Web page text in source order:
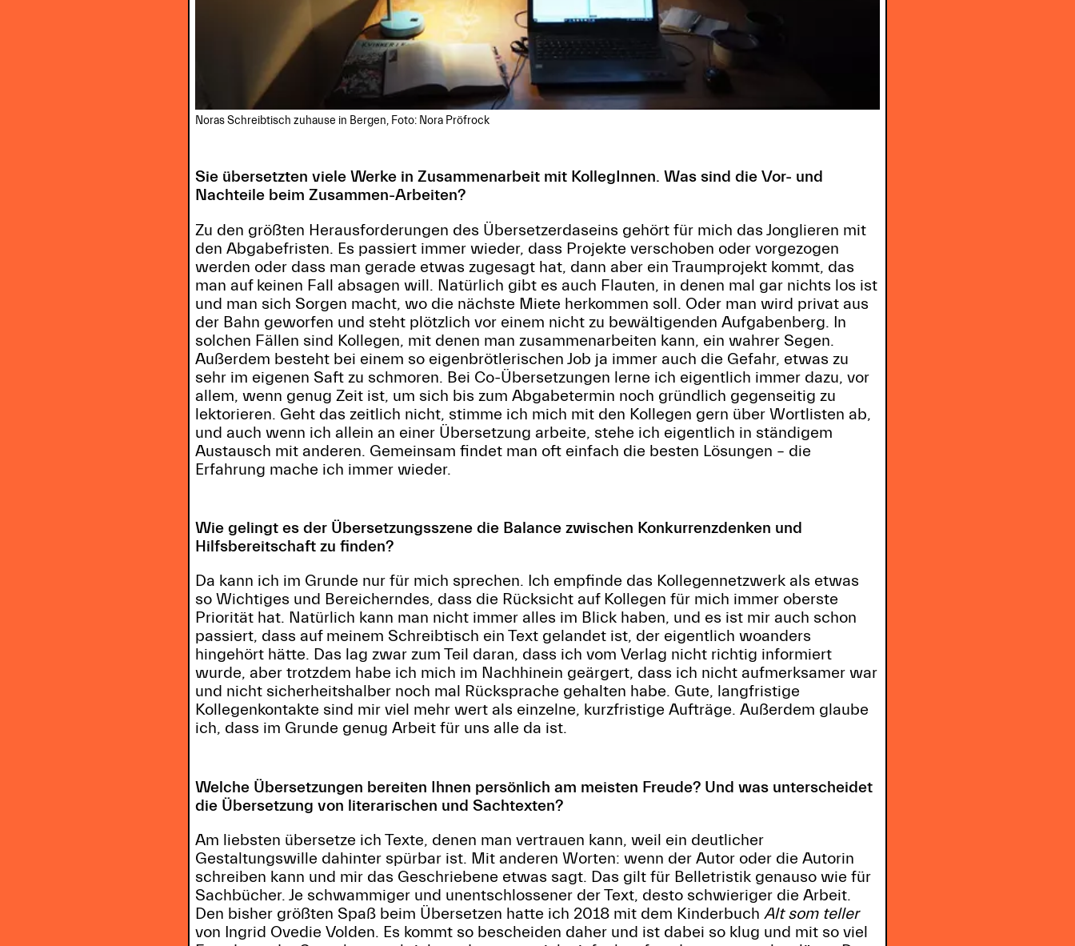
Noras Schreibtisch zuhause in Bergen, Foto: Nora Pröfrock
Sie übersetzten viele Werke in Zusammenarbeit mit KollegInnen. Was sind die Vor- und
Nachteile beim Zusammen-Arbeiten?
Zu den größten Herausforderungen des Übersetzerdaseins gehört für mich das Jonglieren mit
den Abgabefristen. Es passiert immer wieder, dass Projekte verschoben oder vorgezogen
werden oder dass man gerade etwas zugesagt hat, dann aber ein Traumprojekt kommt, das
man auf keinen Fall absagen will. Natürlich gibt es auch Flauten, in denen mal gar nichts los ist
und man sich Sorgen macht, wo die nächste Miete herkommen soll. Oder man wird privat aus
der Bahn geworfen und steht plötzlich vor einem nicht zu bewältigenden Aufgabenberg. In
solchen Fällen sind Kollegen, mit denen man zusammenarbeiten kann, ein wahrer Segen.
Außerdem besteht bei einem so eigenbrötlerischen Job ja immer auch die Gefahr, etwas zu
sehr im eigenen Saft zu schmoren. Bei Co-Übersetzungen lerne ich eigentlich immer dazu, vor
allem, wenn genug Zeit ist, um sich bis zum Abgabetermin noch gründlich gegenseitig zu
lektorieren. Geht das zeitlich nicht, stimme ich mich mit den Kollegen gern über Wortlisten ab,
und auch wenn ich allein an einer Übersetzung arbeite, stehe ich eigentlich in ständigem
Austausch mit anderen. Gemeinsam findet man oft einfach die besten Lösungen – die
Erfahrung mache ich immer wieder.
Wie gelingt es der Übersetzungsszene die Balance zwischen Konkurrenzdenken und
Hilfsbereitschaft zu finden?
Da kann ich im Grunde nur für mich sprechen. Ich empfinde das Kollegennetzwerk als etwas
so Wichtiges und Bereicherndes, dass die Rücksicht auf Kollegen für mich immer oberste
Priorität hat. Natürlich kann man nicht immer alles im Blick haben, und es ist mir auch schon
passiert, dass auf meinem Schreibtisch ein Text gelandet ist, der eigentlich woanders
hingehört hätte. Das lag zwar zum Teil daran, dass ich vom Verlag nicht richtig informiert
wurde, aber trotzdem habe ich mich im Nachhinein geärgert, dass ich nicht aufmerksamer war
und nicht sicherheitshalber noch mal Rücksprache gehalten habe. Gute, langfristige
Kollegenkontakte sind mir viel mehr wert als einzelne, kurzfristige Aufträge. Außerdem glaube
ich, dass im Grunde genug Arbeit für uns alle da ist.
Welche Übersetzungen bereiten Ihnen persönlich am meisten Freude? Und was unterscheidet
die Übersetzung von literarischen und Sachtexten?
Am liebsten übersetze ich Texte, denen man vertrauen kann, weil ein deutlicher
Gestaltungswille dahinter spürbar ist. Mit anderen Worten: wenn der Autor oder die Autorin
schreiben kann und mir das Geschriebene etwas sagt. Das gilt für Belletristik genauso wie für
Sachbücher. Je schwammiger und unentschlossener der Text, desto schwieriger die Arbeit.
Den bisher größten Spaß beim Übersetzen hatte ich 2018 mit dem KinderbuchAlt som teller
von Ingrid Ovedie Volden. Es kommt so bescheiden daher und ist dabei so klug und mit so viel